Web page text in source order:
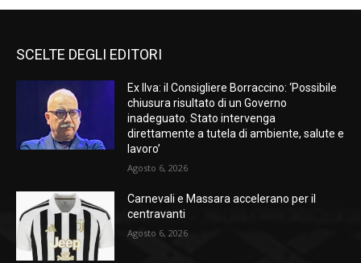
SCELTE DEGLI EDITORI
Ex Ilva: il Consigliere Borraccino: ‘Possibile
chiusura risultato di un Governo
inadeguato. Stato intervenga
direttamente a tutela di ambiente, salute e
lavoro’
Agosto 6, 2026
Carnevali e Massara accelerano per il
centravanti
Agosto 6, 2026